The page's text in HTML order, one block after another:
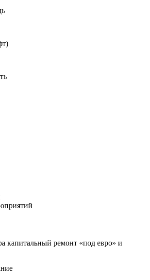
капитальный ремонт «под евро» и